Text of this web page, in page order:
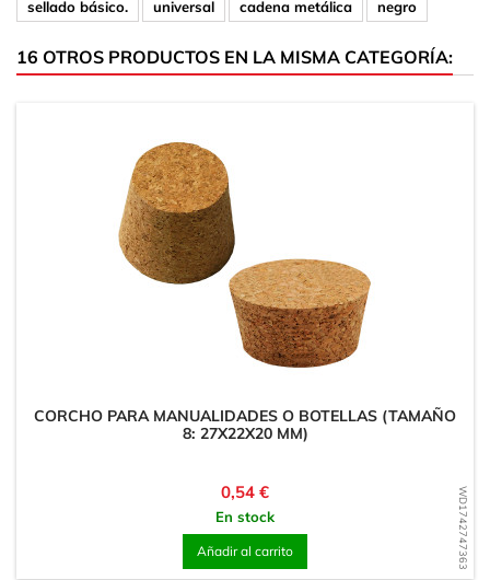
sellado básico. universal cadena metálica negro
16 OTROS PRODUCTOS EN LA MISMA CATEGORÍA:
WD1742747363
CORCHO PARA MANUALIDADES O BOTELLAS (TAMAÑO
8: 27X22X20 MM)
Precio
0,54 €
En stock
Añadir al carrito